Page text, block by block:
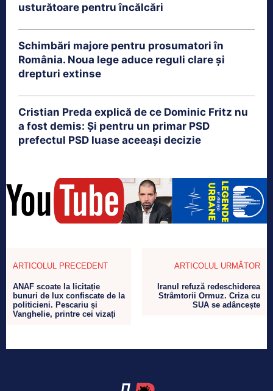
usturătoare pentru încălcări
Schimbări majore pentru prosumatori în
România. Noua lege aduce reguli clare și
drepturi extinse
Cristian Preda explică de ce Dominic Fritz nu
a fost demis: Și pentru un primar PSD
prefectul PSD luase aceeași decizie
ARTICOLUL PRECEDENT
ANAF scoate la licitație
bunuri de lux confiscate de la
politicieni. Pescariu și
Vanghelie, printre cei vizați
ARTICOLUL URMĂTOR
Iranul refuză redeschiderea
Strâmtorii Ormuz. Criza cu
SUA se adâncește